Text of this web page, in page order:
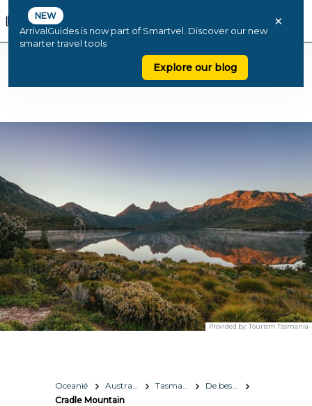
NEW
ArrivalGuides is now part of Smartvel. Discover our new
smarter travel tools
Explore our blog
×
Provided by:Tourism Tasmania
Oceanië Australië Tasmanië
De beste dingen om te doen
Cradle Mountain